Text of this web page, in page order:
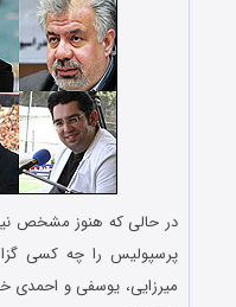
در حالی که هنوز مشخص
پرسپولیس را چه کسی
میرزایی، یوسفی و احمدی